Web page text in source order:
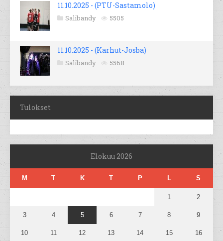
11.10.2025 - (PTU-Sastamolo)
Salibandy 5505
11.10.2025 - (Karhut-Josba)
Salibandy 5568
Tulokset
Elokuu 2026
M T K T P L S
1 2
3 4 5 6 7 8 9
10 11 12 13 14 15 16